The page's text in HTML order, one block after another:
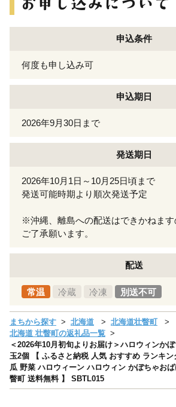
申込条件
何度も申し込み可
申込期日
2026年9月30日まで
発送期日
2026年10月1日～10月25日頃まで
発送可能時期より順次発送予定
※沖縄、離島への配送はできかねま
ご了承願います。
配送
常温 冷蔵 冷凍 別送不可
まちから探す 北海道
北海道壮瞥町
北海道 壮瞥町の返礼品一覧
＜2026年10月初旬よりお届け＞ハロウィンか
玉2個 【 ふるさと納税 人気 おすすめ ランキ
瓜 野菜 ハロウィーン ハロウィン かぼちゃお
瞥町 送料無料 】 SBTL015